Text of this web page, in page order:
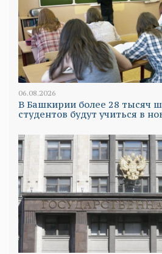
06.08.2026
В Башкирии более 28 тысяч
студентов будут учиться в